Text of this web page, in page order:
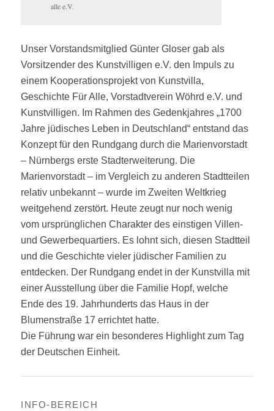
alle e.V.
Unser Vorstandsmitglied Günter Gloser gab als
Vorsitzender des Kunstvilligen e.V. den Impuls zu
einem Kooperationsprojekt von Kunstvilla,
Geschichte Für Alle, Vorstadtverein Wöhrd e.V. und
Kunstvilligen. Im Rahmen des Gedenkjahres „1700
Jahre jüdisches Leben in Deutschland“ entstand das
Konzept für den Rundgang durch die Marienvorstadt
– Nürnbergs erste Stadterweiterung. Die
Marienvorstadt – imVergleich zu anderen Stadtteilen
relativ unbekannt – wurde im Zweiten Weltkrieg
weitgehend zerstört. Heute zeugt nur noch wenig
vom ursprünglichen Charakter des einstigen Villen-
und Gewerbequartiers. Es lohnt sich, diesen Stadtteil
und die Geschichte vieler jüdischer Familien zu
entdecken. Der Rundgang endet in der Kunstvilla mit
einer Ausstellung über die Familie Hopf, welche
Ende des 19. Jahrhunderts das Haus in der
Blumenstraße 17 errichtet hatte.
Die Führung war ein besonderes Highlight zum Tag
der Deutschen Einheit.
INFO-BEREICH